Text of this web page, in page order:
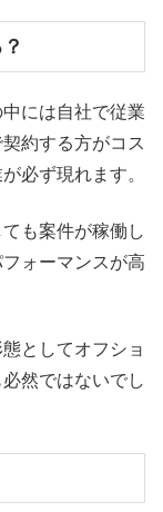
には自社で従業
約する方がコス
必ず現れます。
も案件が稼働し
ォーマンスが高
としてオフショ
然ではないでし